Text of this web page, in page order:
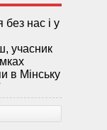
нас і у
учасник
в Мінську